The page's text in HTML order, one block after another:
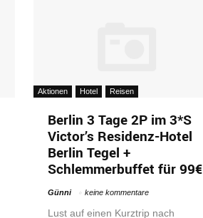
Aktionen Hotel Reisen
Berlin 3 Tage 2P im 3*S
Victor’s Residenz-Hotel
Berlin Tegel +
Schlemmerbuffet für 99€
Günni keine kommentare
Lust auf einen Kurztrip nach